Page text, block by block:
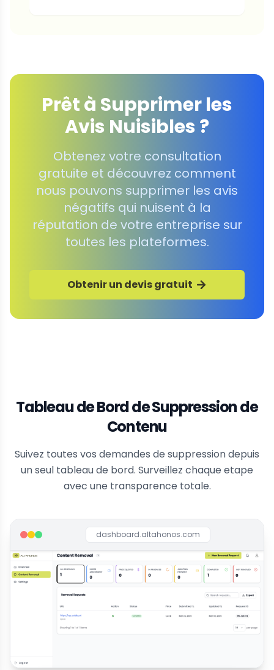
Prêt à Supprimer les
Avis Nuisibles ?
Obtenez votre consultation
gratuite et découvrez comment
nous pouvons supprimer les avis
négatifs qui nuisent à la
réputation de votre entreprise sur
toutes les plateformes.
Obtenir un devis gratuit
Tableau de Bord de Suppression de
Contenu
Suivez toutes vos demandes de suppression depuis
un seul tableau de bord. Surveillez chaque etape
avec une transparence totale.
dashboard.altahonos.com